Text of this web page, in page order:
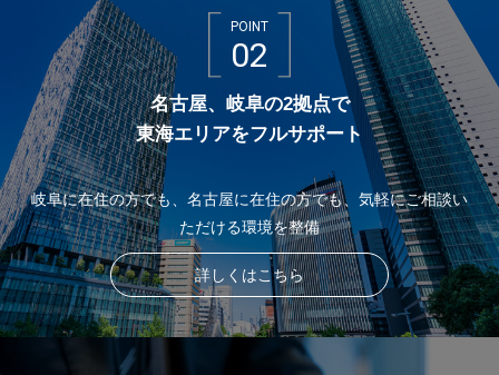
POINT
02
名古屋、岐阜の2拠点で
東海エリアをフルサポート
岐阜に在住の方でも、名古屋に在住の方でも、気軽にご相談い
ただける環境を整備
詳しくはこちら